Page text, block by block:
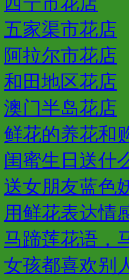
五家渠市花店
阿拉尔市花店
和田地区花店
澳门半岛花店
鲜花的养花和
闺蜜生日送什
送女朋友蓝色
用鲜花表达情
马蹄莲花语，
女孩都喜欢别